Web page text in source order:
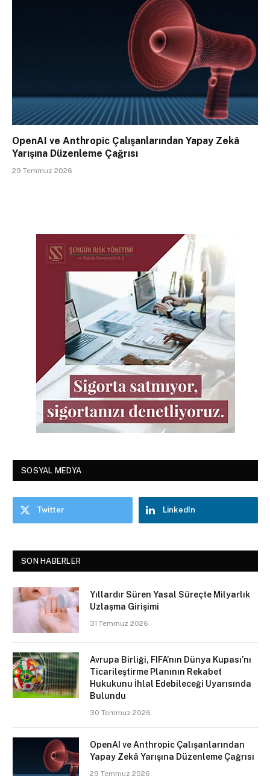
OpenAI ve Anthropic Çalışanlarından Yapay Zekâ
Yarışına Düzenleme Çağrısı
29 Temmuz 2026
SOSYAL MEDYA
Twitter LinkedIn
SON HABERLER
Yıllardır Süren Yasal Süreçte Milyarlık
Uzlaşma Girişimi
31 Temmuz 2026
Avrupa Birliği, FIFA’nın Dünya Kupası’nı
Ticarileştirme Planının Rekabet
Hukukunu İhlal Edebileceği Uyarısında
Bulundu
30 Temmuz 2026
OpenAI ve Anthropic Çalışanlarından
Yapay Zekâ Yarışına Düzenleme Çağrısı
29 Temmuz 2026